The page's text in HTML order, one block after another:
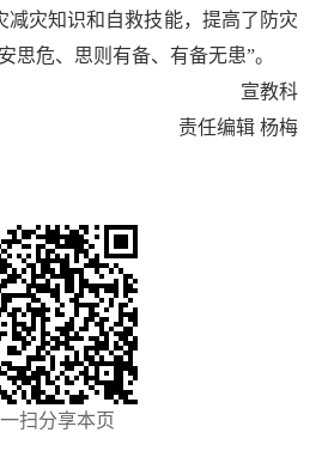
减灾知识和自救技能，提高了防灾
思危、思则有备、有备无患”。
宣教科
责任编辑 杨梅
扫分享本页